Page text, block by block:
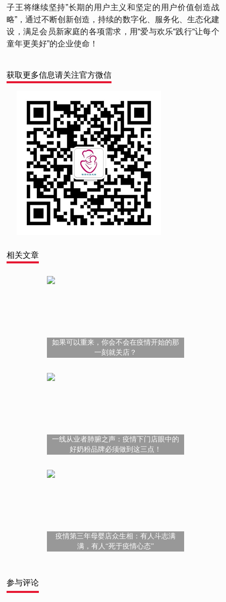
子王将继续坚持”长期的用户主义和坚定的用户价值创造战
略”，通过不断创新创造，持续的数字化、服务化、生态化建
设，满足会员新家庭的各项需求，用“爱与欢乐“践行“让每个
童年更美好”的企业使命！
获取更多信息请关注官方微信
相关文章
如果可以重来，你会不会在疫情开始的那
一刻就关店？
一线从业者肺腑之声：疫情下门店眼中的
好奶粉品牌必须做到这三点！
疫情第三年母婴店众生相：有人斗志满
满，有人“死于疫情心态”
参与评论